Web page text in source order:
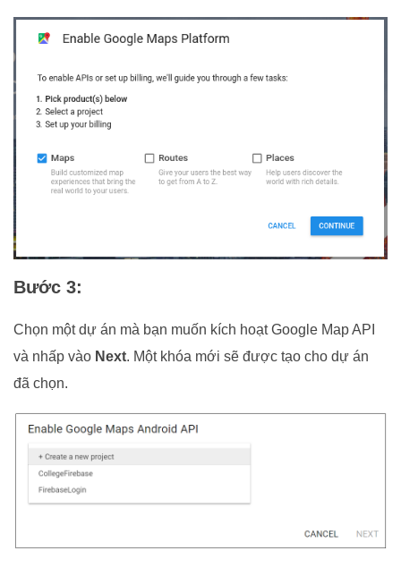
Bước 3:
Chọn một dự án mà bạn muốn kích hoạt Google Map API
và nhấp vào Next. Một khóa mới sẽ được tạo cho dự án
đã chọn.